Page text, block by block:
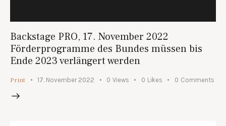
Backstage PRO, 17. November 2022
Förderprogramme des Bundes müssen bis
Ende 2023 verlängert werden
Print 17. November 2022 0 Views 0 Likes 0 Comments